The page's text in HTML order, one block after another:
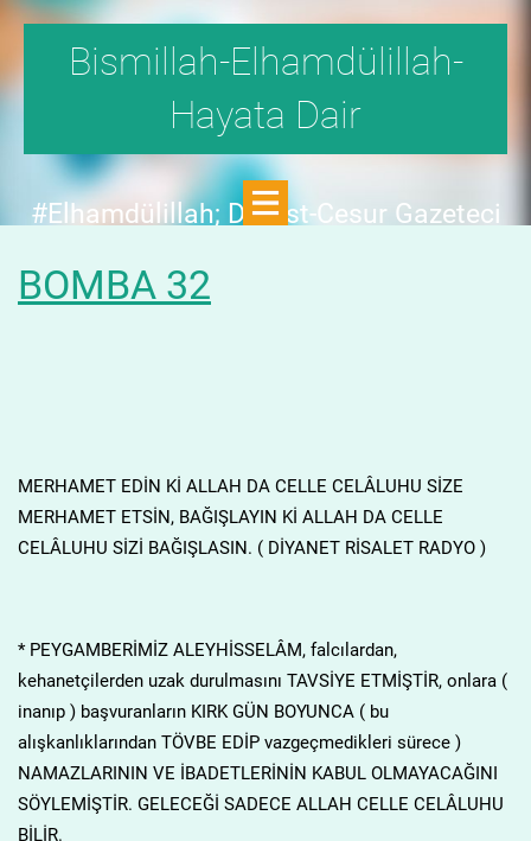
Bismillah-Elhamdülillah-
Hayata Dair
#Elhamdülillah; Dürüst-Cesur Gazeteci
Dergisi,fetö tehlikesini SAYFA SAYFA
BOMBA 32
MERHAMET EDİN Kİ ALLAH DA CELLE CELÂLUHU SİZE
MERHAMET ETSİN, BAĞIŞLAYIN Kİ ALLAH DA CELLE
CELÂLUHU SİZİ BAĞIŞLASIN. ( DİYANET RİSALET RADYO )
* PEYGAMBERİMİZ ALEYHİSSELÂM, falcılardan,
kehanetçilerden uzak durulmasını TAVSİYE ETMİŞTİR, onlara (
inanıp ) başvuranların KIRK GÜN BOYUNCA ( bu
alışkanlıklarından TÖVBE EDİP vazgeçmedikleri sürece )
NAMAZLARININ VE İBADETLERİNİN KABUL OLMAYACAĞINI
SÖYLEMİŞTİR. GELECEĞİ SADECE ALLAH CELLE CELÂLUHU
BİLİR.